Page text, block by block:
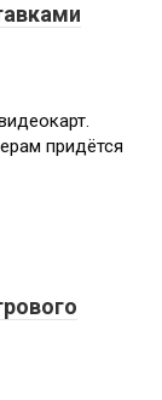
придётся